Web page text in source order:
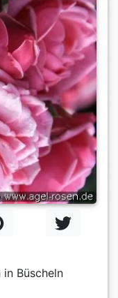
Büscheln